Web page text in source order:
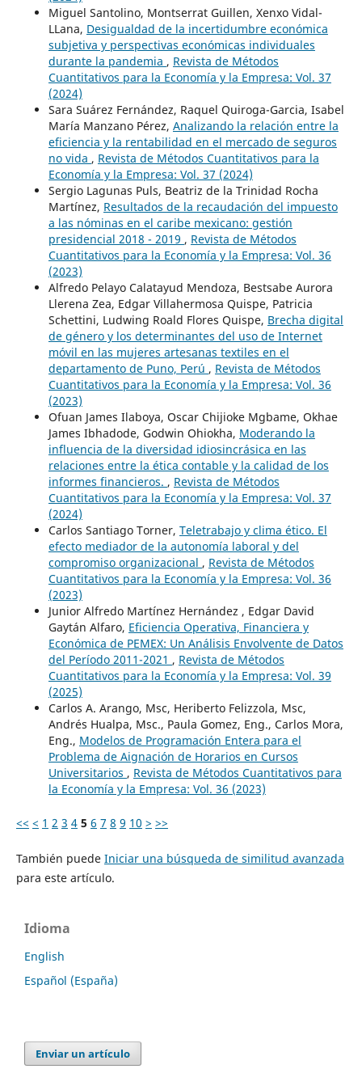
Miguel Santolino, Montserrat Guillen, Xenxo Vidal-
LLana, Desigualdad de la incertidumbre económica
subjetiva y perspectivas económicas individuales
durante la pandemia , Revista de Métodos
Cuantitativos para la Economía y la Empresa: Vol. 37
(2024)
Sara Suárez Fernández, Raquel Quiroga-Garcia, Isabel
María Manzano Pérez, Analizando la relación entre la
eficiencia y la rentabilidad en el mercado de seguros
no vida , Revista de Métodos Cuantitativos para la
Economía y la Empresa: Vol. 37 (2024)
Sergio Lagunas Puls, Beatriz de la Trinidad Rocha
Martínez, Resultados de la recaudación del impuesto
a las nóminas en el caribe mexicano: gestión
presidencial 2018 - 2019 , Revista de Métodos
Cuantitativos para la Economía y la Empresa: Vol. 36
(2023)
Alfredo Pelayo Calatayud Mendoza, Bestsabe Aurora
Llerena Zea, Edgar Villahermosa Quispe, Patricia
Schettini, Ludwing Roald Flores Quispe, Brecha digital
de género y los determinantes del uso de Internet
móvil en las mujeres artesanas textiles en el
departamento de Puno, Perú , Revista de Métodos
Cuantitativos para la Economía y la Empresa: Vol. 36
(2023)
Ofuan James Ilaboya, Oscar Chijioke Mgbame, Okhae
James Ibhadode, Godwin Ohiokha, Moderando la
influencia de la diversidad idiosincrásica en las
relaciones entre la ética contable y la calidad de los
informes financieros. , Revista de Métodos
Cuantitativos para la Economía y la Empresa: Vol. 37
(2024)
Carlos Santiago Torner, Teletrabajo y clima ético. El
efecto mediador de la autonomía laboral y del
compromiso organizacional , Revista de Métodos
Cuantitativos para la Economía y la Empresa: Vol. 36
(2023)
Junior Alfredo Martínez Hernández , Edgar David
Gaytán Alfaro, Eficiencia Operativa, Financiera y
Económica de PEMEX: Un Análisis Envolvente de Datos
del Período 2011-2021 , Revista de Métodos
Cuantitativos para la Economía y la Empresa: Vol. 39
(2025)
Carlos A. Arango, Msc, Heriberto Felizzola, Msc,
Andrés Hualpa, Msc., Paula Gomez, Eng., Carlos Mora,
Eng., Modelos de Programación Entera para el
Problema de Aignación de Horarios en Cursos
Universitarios , Revista de Métodos Cuantitativos para
la Economía y la Empresa: Vol. 36 (2023)
<< < 1 2 3 4 5 6 7 8 9 10 > >>
También puede Iniciar una búsqueda de similitud avanzada
para este artículo.
Idioma
English
Español (España)
Enviar un artículo